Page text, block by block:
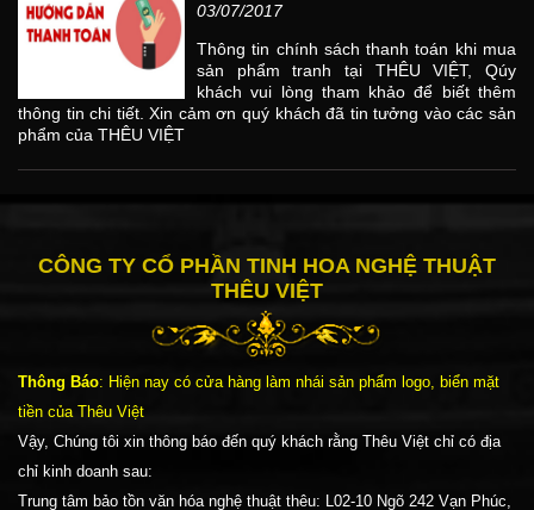
03/07/2017
Thông tin chính sách thanh toán khi mua
sản phẩm tranh tại THÊU VIỆT, Qúy
khách vui lòng tham khảo để biết thêm
thông tin chi tiết. Xin cảm ơn quý khách đã tin tưởng vào các sản
phẩm của THÊU VIỆT
CÔNG TY CỔ PHẦN TINH HOA NGHỆ THUẬT
THÊU VIỆT
Thông Báo: Hiện nay có cửa hàng làm nhái sản phẩm logo, biển mặt
tiền của Thêu Việt
Vậy, Chúng tôi xin thông báo đến quý khách rằng Thêu Việt chỉ có địa
chỉ kinh doanh sau:
Trung tâm bảo tồn văn hóa nghệ thuật thêu: L02-10 Ngõ 242 Vạn Phúc,